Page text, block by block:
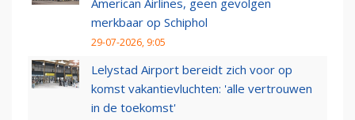
American Airlines, geen gevolgen
merkbaar op Schiphol
29-07-2026, 9:05
Lelystad Airport bereidt zich voor op
komst vakantievluchten: 'alle vertrouwen
in de toekomst'